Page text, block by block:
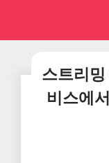
스트리
비스에